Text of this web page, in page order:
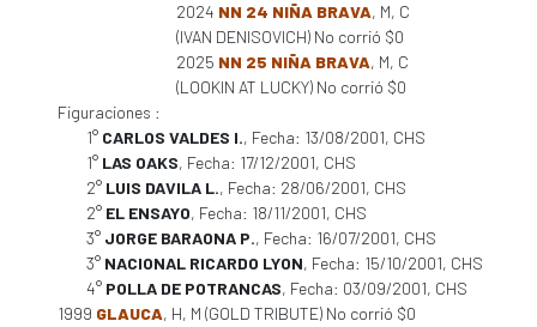
2024 NN 24 NIÑA BRAVA, M, C
(IVAN DENISOVICH) No corrió $0
2025 NN 25 NIÑA BRAVA, M, C
(LOOKIN AT LUCKY) No corrió $0
Figuraciones :
1° CARLOS VALDES I., Fecha: 13/08/2001, CHS
1° LAS OAKS, Fecha: 17/12/2001, CHS
2° LUIS DAVILA L., Fecha: 28/06/2001, CHS
2° EL ENSAYO, Fecha: 18/11/2001, CHS
3° JORGE BARAONA P., Fecha: 16/07/2001, CHS
3° NACIONAL RICARDO LYON, Fecha: 15/10/2001, CHS
4° POLLA DE POTRANCAS, Fecha: 03/09/2001, CHS
1999 GLAUCA, H, M (GOLD TRIBUTE) No corrió $0